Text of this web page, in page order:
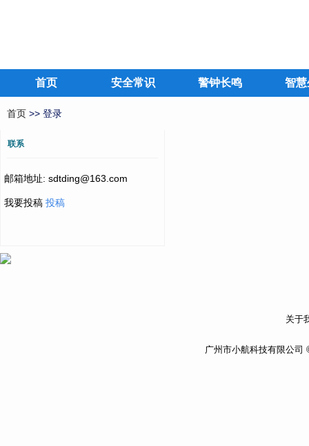
首页 安全常识 警钟长鸣 智
首页 >> 登录
联系
邮箱地址: sdtding@163.com
我要投稿 投稿
关于
广州市小航科技有限公